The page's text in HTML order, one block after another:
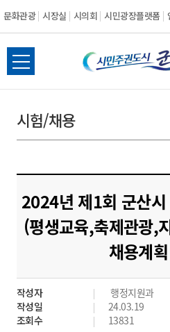
문화관광 시장실 시의회 시민광장플랫폼
시
민
도
시
군
산
전
체
뉴
열
시험/채용
2024년 제1회 군산
(평생교육,축제관광,
채용계
작성자
행정지원과
작성일
24.03.19
조회수
13831